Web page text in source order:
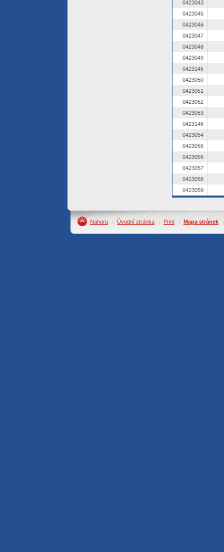
0423043
0423045
0423046
0423047
0423048
0423049
0423145
0423050
0423051
0423052
0423053
0423146
0423054
0423055
0423056
0423057
0423058
0423059
Nahoru Úvodní stránka Print Mapa stránek